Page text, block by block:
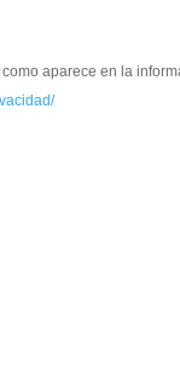
aparece en la